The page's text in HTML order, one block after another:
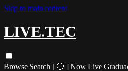
Skip to main content
LIVE.TEC
Browse Search [ 🔴 ] Now Live